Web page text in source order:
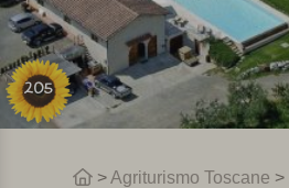
205
>Agriturismo Toscane >